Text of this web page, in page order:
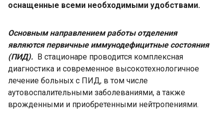
оснащенные всеми необходимыми удобствами.
Основным направлением работы отделения
являются первичные иммунодефицитные состояния
(ПИД). В стационаре проводится комплексная
диагностика и современное высокотехнологичное
лечение больных с ПИД, в том числе
аутовоспалительными заболеваниями, а также
врожденными и приобретенными нейтропениями.